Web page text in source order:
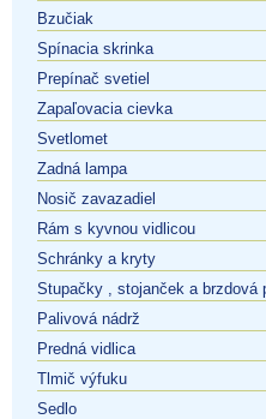
Bzučiak
Spínacia skrinka
Prepínač svetiel
Zapaľovacia cievka
Svetlomet
Zadná lampa
Nosič zavazadiel
Rám s kyvnou vidlicou
Schránky a kryty
Stupačky , stojanček a brzdová
Palivová nádrž
Predná vidlica
Tlmič výfuku
Sedlo